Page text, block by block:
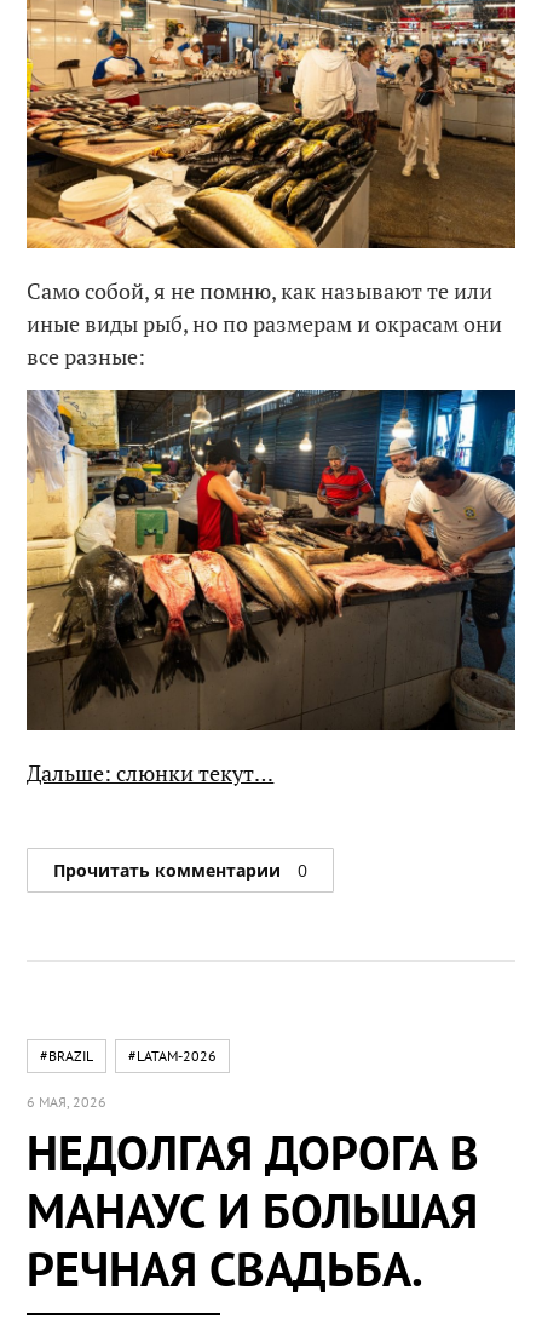
Само собой, я не помню, как называют те или
иные виды рыб, но по размерам и окрасам они
все разные:
Дальше: слюнки текут…
Прочитать комментарии 0
#BRAZIL #LATAM-2026
6 МАЯ, 2026
НЕДОЛГАЯ ДОРОГА В
МАНАУС И БОЛЬШАЯ
РЕЧНАЯ СВАДЬБА.